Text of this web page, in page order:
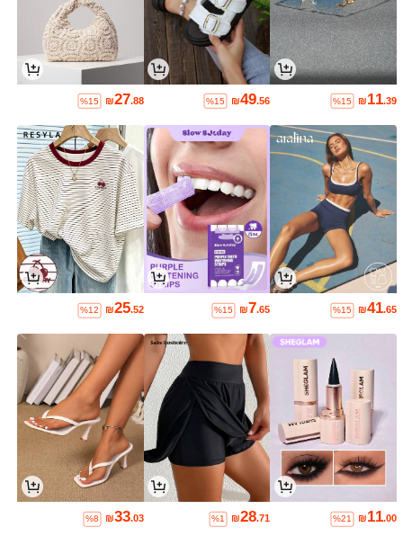
₪11.39
%15
₪49.56
%15
₪27.88
%15
₪41.65
%15
₪7.65
%15
₪25.52
%12
₪11.00
%21
₪28.71
%1
₪33.03
%8